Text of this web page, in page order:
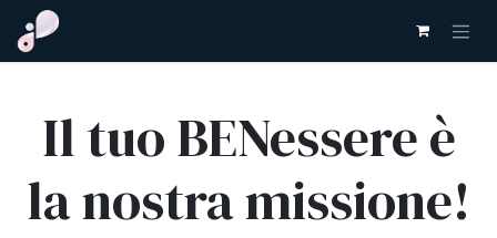
Passa al contenuto
Il tuo BENessere è
la nostra missione!